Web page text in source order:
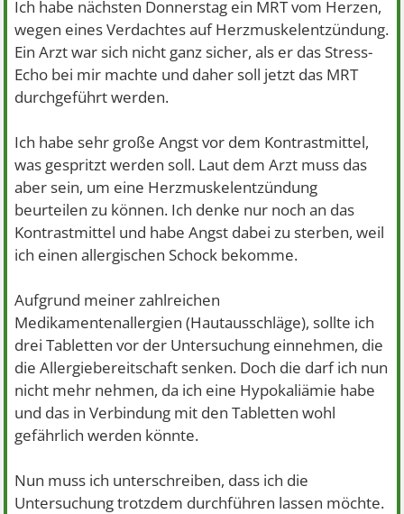
Ich habe nächsten Donnerstag ein MRT vom Herzen,
wegen eines Verdachtes auf Herzmuskelentzündung.
Ein Arzt war sich nicht ganz sicher, als er das Stress-
Echo bei mir machte und daher soll jetzt das MRT
durchgeführt werden.
Ich habe sehr große Angst vor dem Kontrastmittel,
was gespritzt werden soll. Laut dem Arzt muss das
aber sein, um eine Herzmuskelentzündung
beurteilen zu können. Ich denke nur noch an das
Kontrastmittel und habe Angst dabei zu sterben, weil
ich einen allergischen Schock bekomme.
Aufgrund meiner zahlreichen
Medikamentenallergien (Hautausschläge), sollte ich
drei Tabletten vor der Untersuchung einnehmen, die
die Allergiebereitschaft senken. Doch die darf ich nun
nicht mehr nehmen, da ich eine Hypokaliämie habe
und das in Verbindung mit den Tabletten wohl
gefährlich werden könnte.
Nun muss ich unterschreiben, dass ich die
Untersuchung trotzdem durchführen lassen möchte.